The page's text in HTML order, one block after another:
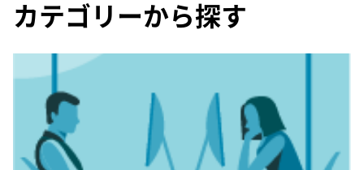
カテゴリーから探す